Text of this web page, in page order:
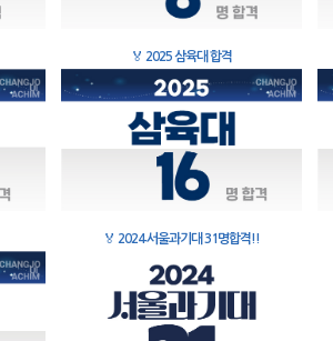
🏅 2025 삼육대 합격
🏅 2024 서울과기대 31명합격!!